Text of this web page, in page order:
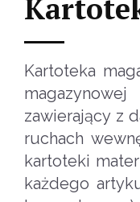
Kartoteka
zawierający z
ruchach
kartoteki
każdego